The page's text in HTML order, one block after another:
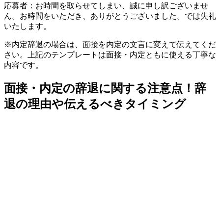
応募者：お時間を取らせてしまい、誠に申し訳ございませ
ん。お時間をいただき、ありがとうございました。では失礼
いたします。
※内定辞退の場合は、面接を内定の文言に変えて伝えてくだ
さい。上記のテンプレートは面接・内定ともに使える丁寧な
内容です。
面接・内定の辞退に関する注意点！辞
退の理由や伝えるべきタイミング